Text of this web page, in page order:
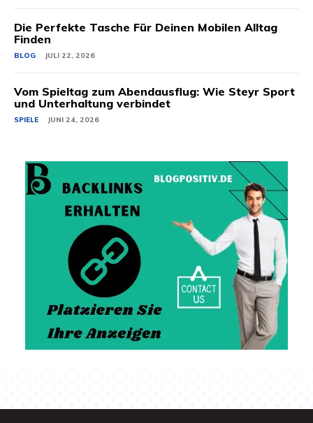
Die Perfekte Tasche Für Deinen Mobilen Alltag
Finden
BLOG JULI 22, 2026
Vom Spieltag zum Abendausflug: Wie Steyr Sport
und Unterhaltung verbindet
SPIELE JUNI 24, 2026